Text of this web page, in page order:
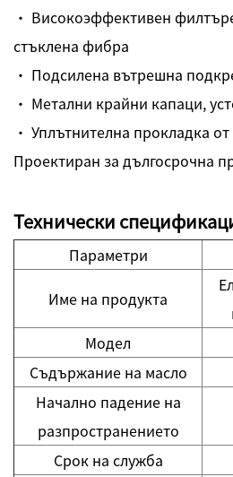
· Високоэффективен
стъклена фибра
· Подсилена вътрешна
· Метални крайни капаци,
· Уплътнителна прокладка
Проектиран за дългосрочна
Технически
Параметри
Име на продукта
Модел
Съдържание на масло
Начално падение на
разпространението
Срок на служба